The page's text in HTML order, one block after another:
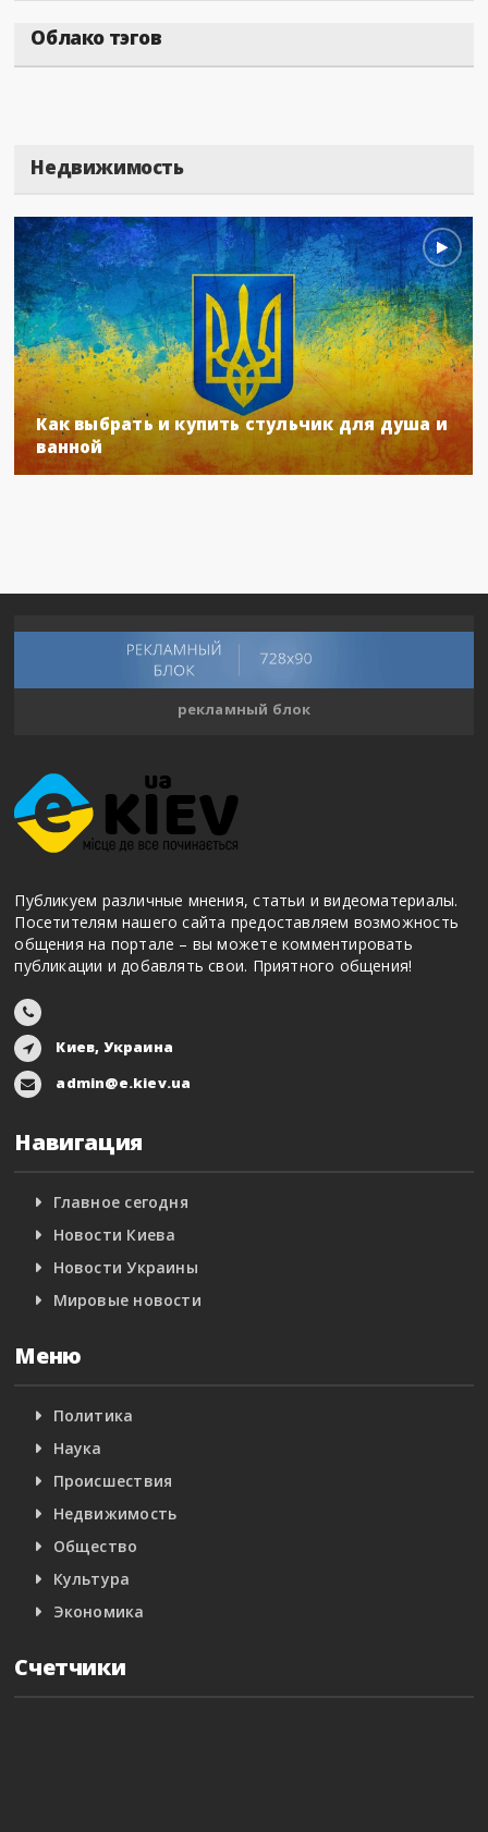
Облако тэгов
Недвижимость
Как выбрать и купить стульчик для душа и
ванной
рекламный блок
Публикуем различные мнения, статьи и видеоматериалы.
Посетителям нашего сайта предоставляем возможность
общения на портале – вы можете комментировать
публикации и добавлять свои. Приятного общения!
Киев, Украина
admin@e.kiev.ua
Навигация
Главное сегодня
Новости Киева
Новости Украины
Мировые новости
Меню
Политика
Наука
Происшествия
Недвижимость
Общество
Культура
Экономика
Счетчики